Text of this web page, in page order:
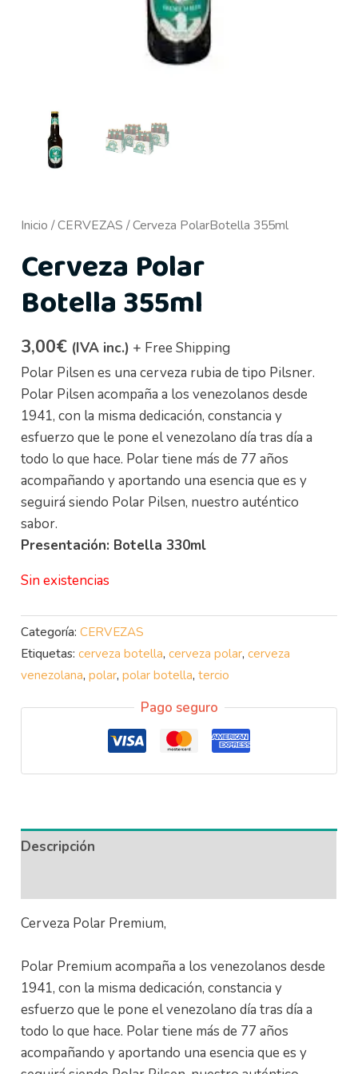
Inicio /CERVEZAS / Cerveza PolarBotella 355ml
Cerveza Polar
Botella 355ml
3,00€ (IVA inc.) + Free Shipping
Polar Pilsen es una cerveza rubia de tipo Pilsner.
Polar Pilsen acompaña a los venezolanos desde
1941, con la misma dedicación, constancia y
esfuerzo que le pone el venezolano día tras día a
todo lo que hace. Polar tiene más de 77 años
acompañando y aportando una esencia que es y
seguirá siendo Polar Pilsen, nuestro auténtico
sabor.
Presentación: Botella 330ml
Sin existencias
Categoría:CERVEZAS
Etiquetas:cerveza botella,cerveza polar,cerveza
venezolana,polar,polar botella,tercio
Pago seguro
Descripción
Cerveza Polar Premium,
Polar Premium acompaña a los venezolanos desde
1941, con la misma dedicación, constancia y
esfuerzo que le pone el venezolano día tras día a
todo lo que hace. Polar tiene más de 77 años
acompañando y aportando una esencia que es y